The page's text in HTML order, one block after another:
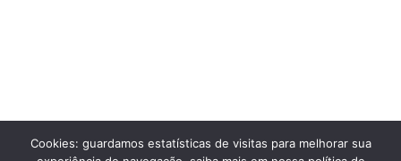
Cookies: guardamos estatísticas de visitas para melhorar sua